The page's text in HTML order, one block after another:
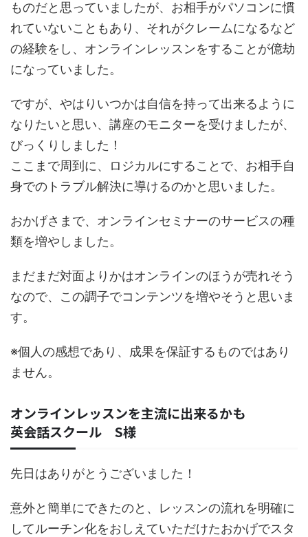
ものだと思っていましたが、お相手がパソコンに慣
れていないこともあり、それがクレームになるなど
の経験をし、オンラインレッスンをすることが億劫
になっていました。
ですが、やはりいつかは自信を持って出来るように
なりたいと思い、講座のモニターを受けましたが、
びっくりしました！
ここまで周到に、ロジカルにすることで、お相手自
身でのトラブル解決に導けるのかと思いました。
おかげさまで、オンラインセミナーのサービスの種
類を増やしました。
まだまだ対面よりかはオンラインのほうが売れそう
なので、この調子でコンテンツを増やそうと思いま
す。
※個人の感想であり、成果を保証するものではあり
ません。
オンラインレッスンを主流に出来るかも
英会話スクール S様
先日はありがとうございました！
意外と簡単にできたのと、レッスンの流れを明確に
してルーチン化をおしえていただけたおかげでスタ